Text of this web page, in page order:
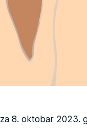
za 8. oktobar 2023.